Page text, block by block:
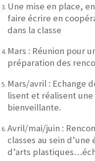
Une mise en place,
faire écrire en
dans la classe
Mars : Réunion pour
préparation des
Mars/avril : Echange
lisent et réalisent
bienveillante.
Avril/mai/juin :
classes au sein
d’arts